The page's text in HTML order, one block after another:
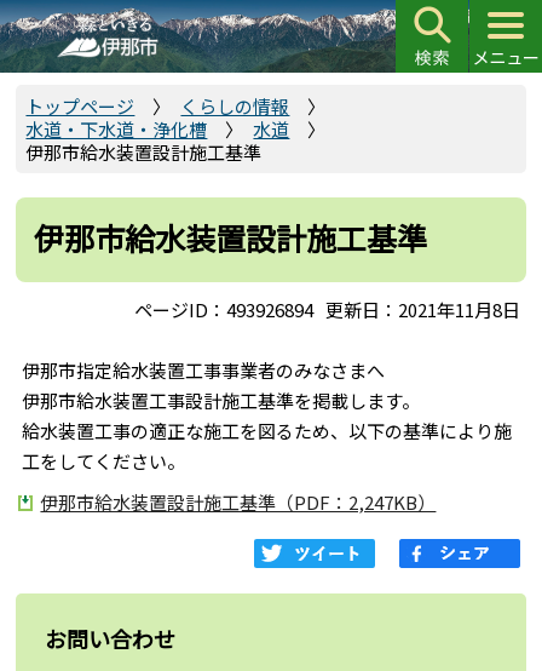
こ
の
ペ
先
トップページ
くらしの情報
水道・下水道・浄化槽
水道
伊那市給水装置設計施工基準
伊那市給水装置設計施工基準
ページID：493926894 更新日：2021年11月8日
伊那市指定給水装置工事事業者のみなさまへ
伊那市給水装置工事設計施工基準を掲載します。
給水装置工事の適正な施工を図るため、以下の基準により施
工をしてください。
伊那市給水装置設計施工基準（PDF：2,247KB）
お問い合わせ